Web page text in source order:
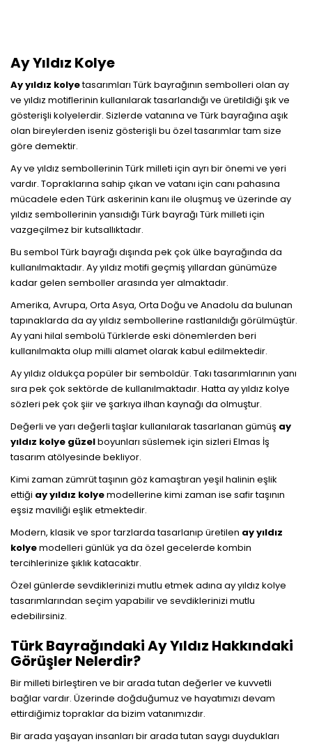
Ay Yıldız Kolye
Ay yıldız kolyetasarımları Türk bayrağının sembolleri olan ay
ve yıldız motiflerinin kullanılarak tasarlandığı ve üretildiği şık ve
gösterişli kolyelerdir. Sizlerde vatanına ve Türk bayrağına aşık
olan bireylerden iseniz gösterişli bu özel tasarımlar tam size
göre demektir.
Ay ve yıldız sembollerinin Türk milleti için ayrı bir önemi ve yeri
vardır. Topraklarına sahip çıkan ve vatanı için canı pahasına
mücadele eden Türk askerinin kanı ile oluşmuş ve üzerinde ay
yıldız sembollerinin yansıdığı Türk bayrağı Türk milleti için
vazgeçilmez bir kutsallıktadır.
Bu sembol Türk bayrağı dışında pek çok ülke bayrağında da
kullanılmaktadır. Ay yıldız motifi geçmiş yıllardan günümüze
kadar gelen semboller arasında yer almaktadır.
Amerika, Avrupa, Orta Asya, Orta Doğu ve Anadolu da bulunan
tapınaklarda da ay yıldız sembollerine rastlanıldığı görülmüştür.
Ay yani hilal sembolü Türklerde eski dönemlerden beri
kullanılmakta olup milli alamet olarak kabul edilmektedir.
Ay yıldız oldukça popüler bir semboldür. Takı tasarımlarının yanı
sıra pek çok sektörde de kullanılmaktadır. Hatta ay yıldız kolye
sözleri pek çok şiir ve şarkıya ilhan kaynağı da olmuştur.
Değerli ve yarı değerli taşlar kullanılarak tasarlanan gümüş ay
yıldız kolye güzelboyunları süslemek için sizleri Elmas İş
tasarım atölyesinde bekliyor.
Kimi zaman zümrüt taşının göz kamaştıran yeşil halinin eşlik
ettiği ay yıldız kolyemodellerine kimi zaman ise safir taşının
eşsiz maviliği eşlik etmektedir.
Modern, klasik ve spor tarzlarda tasarlanıp üretilen ay yıldız
kolyemodelleri günlük ya da özel gecelerde kombin
tercihlerinize şıklık katacaktır.
Özel günlerde sevdiklerinizi mutlu etmek adına ay yıldız kolye
tasarımlarından seçim yapabilir ve sevdiklerinizi mutlu
edebilirsiniz.
Türk Bayrağındaki Ay Yıldız Hakkındaki
Görüşler Nelerdir?
Bir milleti birleştiren ve bir arada tutan değerler ve kuvvetli
bağlar vardır. Üzerinde doğduğumuz ve hayatımızı devam
ettirdiğimiz topraklar da bizim vatanımızdır.
Bir arada yaşayan insanları bir arada tutan saygı duydukları